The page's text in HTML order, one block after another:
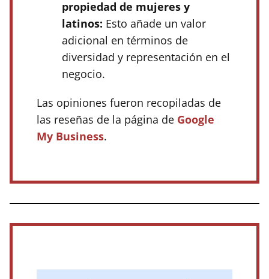
propiedad de mujeres y
latinos: Esto añade un valor
adicional en términos de
diversidad y representación en el
negocio.
Las opiniones fueron recopiladas de
las reseñas de la página de Google
My Business.